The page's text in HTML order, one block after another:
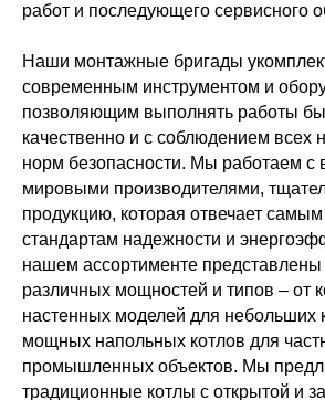
работ и последующего сервисного
Наши монтажные бригады
современным инструментом и
позволяющим выполнять работы
качественно и с соблюдением всех
норм безопасности. Мы работаем с
мировыми производителями,
продукцию, которая отвечает
стандартам надежности и
нашем ассортименте представлены
различных мощностей и типов – от
настенных моделей для небольших
мощных напольных котлов для
промышленных объектов. Мы
традиционные котлы с открытой и